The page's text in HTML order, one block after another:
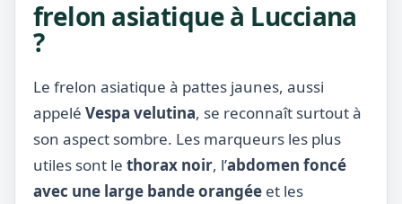
frelon asiatique à Lucciana
?
Le frelon asiatique à pattes jaunes, aussi
appelé Vespa velutina, se reconnaît surtout à
son aspect sombre. Les marqueurs les plus
utiles sont le thorax noir, l’abdomen foncé
avec une large bande orangée et les